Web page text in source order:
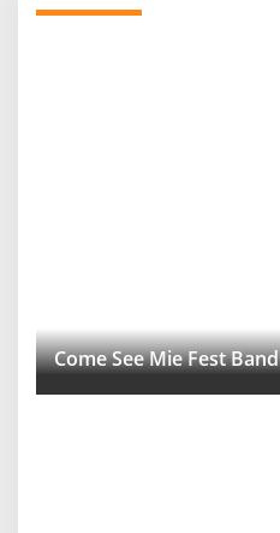
Come See Mie Fest